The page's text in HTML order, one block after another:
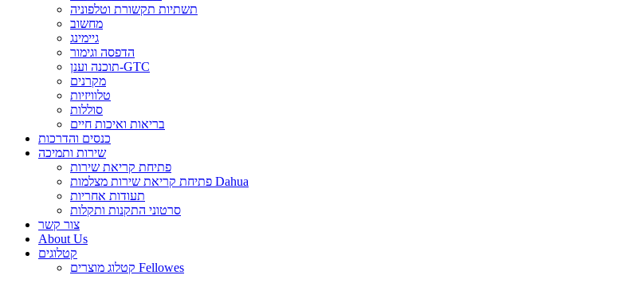
תשתיות תקשורת וטלפוניה
מחשוב
גיימינג
הדפסה וגימור
תוכנה וענן-GTC
מקרנים
טלוויזיות
סוללות
בריאות ואיכות חיים
כנסים והדרכות
שירות ותמיכה
פתיחת קריאת שירות
פתיחת קריאת שירות מצלמות Dahua
תעודות אחריות
סרטוני התקנות ותקלות
צור קשר
About Us
קטלוגים
קטלוג מוצרים Fellowes